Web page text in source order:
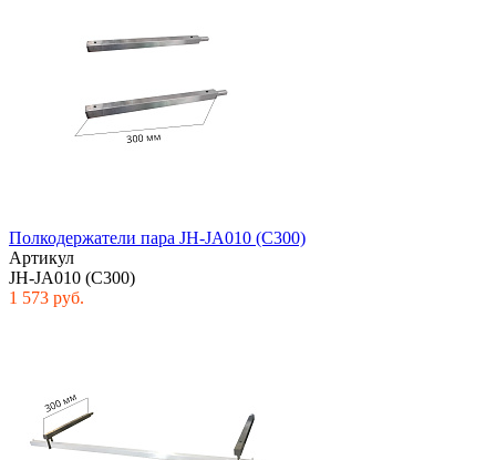
Полкодержатели пара JH-JA010 (C300)
Артикул
JH-JA010 (C300)
1 573 руб.